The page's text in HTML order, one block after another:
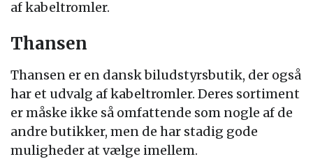
af kabeltromler.
Thansen
Thansen er en dansk biludstyrsbutik, der også
har et udvalg af kabeltromler. Deres sortiment
er måske ikke så omfattende som nogle af de
andre butikker, men de har stadig gode
muligheder at vælge imellem.